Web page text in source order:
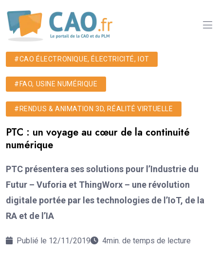
#CAO ÉLECTRONIQUE, ÉLECTRICITÉ, IOT
#FAO, USINE NUMÉRIQUE
#RENDUS & ANIMATION 3D, RÉALITÉ VIRTUELLE
PTC : un voyage au cœur de la continuité
numérique
PTC présentera ses solutions pour l’Industrie du
Futur – Vuforia et ThingWorx – une révolution
digitale portée par les technologies de l’IoT, de la
RA et de l’IA
Publié le 12/11/2019 4min. de temps de lecture